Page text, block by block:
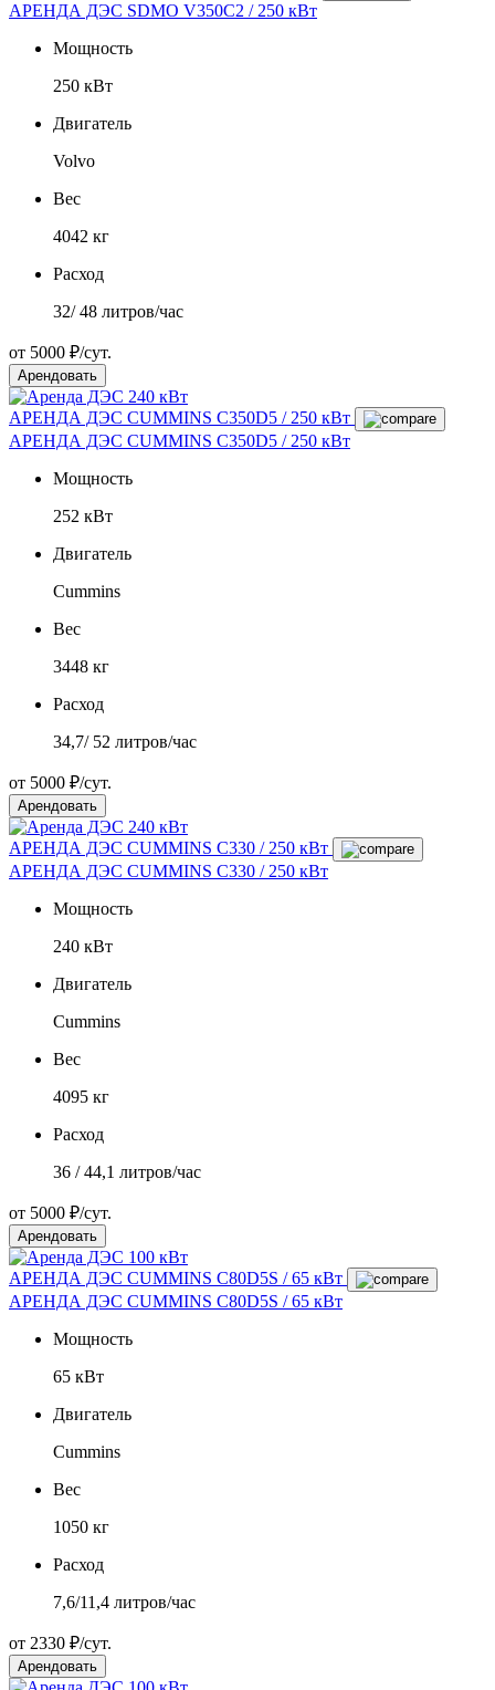
АРЕНДА ДЭС SDMO V350C2 / 250 кВт
Мощность
250 кВт
Двигатель
Volvo
Вес
4042 кг
Расход
32/ 48 литров/час
от 5000 ₽/сут.
Арендовать
АРЕНДА ДЭС CUMMINS С350D5 / 250 кВт
АРЕНДА ДЭС CUMMINS С350D5 / 250 кВт
Мощность
252 кВт
Двигатель
Cummins
Вес
3448 кг
Расход
34,7/ 52 литров/час
от 5000 ₽/сут.
Арендовать
АРЕНДА ДЭС CUMMINS С330 / 250 кВт
АРЕНДА ДЭС CUMMINS С330 / 250 кВт
Мощность
240 кВт
Двигатель
Cummins
Вес
4095 кг
Расход
36 / 44,1 литров/час
от 5000 ₽/сут.
Арендовать
АРЕНДА ДЭС CUMMINS C80D5S / 65 кВт
АРЕНДА ДЭС CUMMINS C80D5S / 65 кВт
Мощность
65 кВт
Двигатель
Cummins
Вес
1050 кг
Расход
7,6/11,4 литров/час
от 2330 ₽/сут.
Арендовать